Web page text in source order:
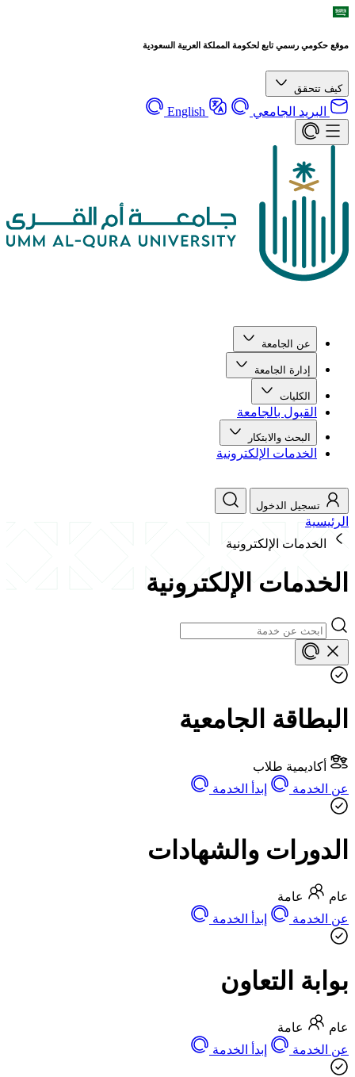
موقع حكومي رسمي تابع لحكومة المملكة العربية السعودية
كيف تتحقق
البريد الجامعي English
عن الجامعة
إدارة الجامعة
الكليات
القبول بالجامعة
البحث والابتكار
الخدمات الإلكترونية
تسجيل الدخول
الرئيسية
الخدمات الإلكترونية
الخدمات الإلكترونية
البطاقة الجامعية
أكاديمية طلاب
عن الخدمة
إبدأ الخدمة
الدورات والشهادات
عام
عامة
عن الخدمة
إبدأ الخدمة
بوابة التعاون
عام
عامة
عن الخدمة
إبدأ الخدمة